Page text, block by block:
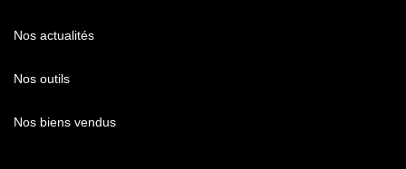
Nos actualités
Nos outils
Nos biens vendus